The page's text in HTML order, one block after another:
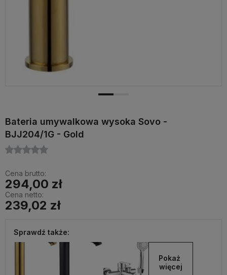
Bateria umywalkowa wysoka Sovo -
BJJ204/1G - Gold
Cena brutto:
294,00 zł
Cena netto:
239,02 zł
Sprawdź także:
Pokaż
więcej